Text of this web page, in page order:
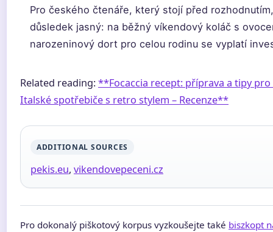
Pro českého čtenáře, který stojí před
důsledek jasný: na běžný víkendový koláč s
narozeninový dort pro celou rodinu se vyplatí
Related reading:**Focaccia recept: příprava a tipy
Italské spotřebiče s retro stylem – Recenze**
ADDITIONAL SOURCES
pekis.eu, vikendovepeceni.cz
Pro dokonalý piškotový korpus vyzkoušejte také biszkopt